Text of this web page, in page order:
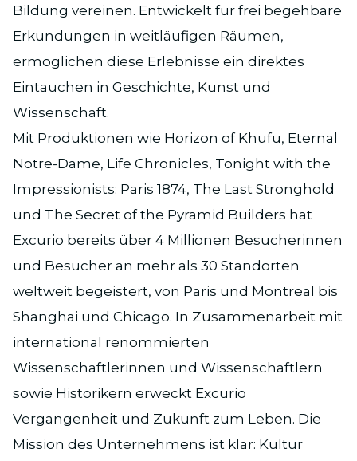
Bildung vereinen. Entwickelt für frei begehbare
Erkundungen in weitläufigen Räumen,
ermöglichen diese Erlebnisse ein direktes
Eintauchen in Geschichte, Kunst und
Wissenschaft.
Mit Produktionen wie Horizon of Khufu, Eternal
Notre-Dame, Life Chronicles, Tonight with the
Impressionists: Paris 1874, The Last Stronghold
und The Secret of the Pyramid Builders hat
Excurio bereits über 4 Millionen Besucherinnen
und Besucher an mehr als 30 Standorten
weltweit begeistert, von Paris und Montreal bis
Shanghai und Chicago. In Zusammenarbeit mit
international renommierten
Wissenschaftlerinnen und Wissenschaftlern
sowie Historikern erweckt Excurio
Vergangenheit und Zukunft zum Leben. Die
Mission des Unternehmens ist klar: Kultur